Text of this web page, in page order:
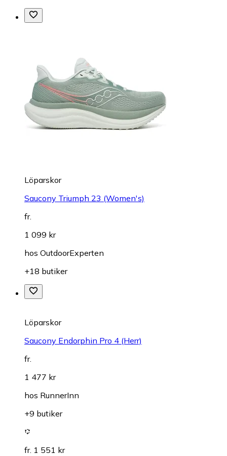
Löparskor
Saucony Triumph 23 (Women's)
fr.
1 099 kr
hos OutdoorExperten
+18 butiker
Löparskor
Saucony Endorphin Pro 4 (Herr)
fr.
1 477 kr
hos RunnerInn
+9 butiker
fr. 1 551 kr